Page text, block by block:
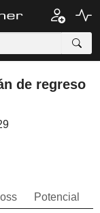
de regreso
Potencial